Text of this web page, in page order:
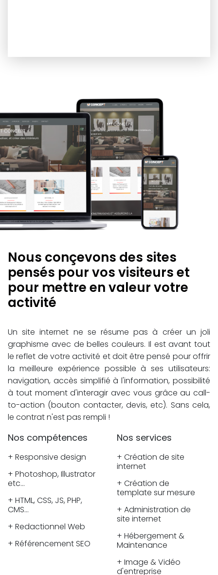
Nous conçevons des sites
pensés pour vos visiteurs et
pour mettre en valeur votre
activité
Un site internet ne se résume pas à créer un joli
graphisme avec de belles couleurs. Il est avant tout
le reflet de votre activité et doit être pensé pour offrir
la meilleure expérience possible à ses utilisateurs:
navigation, accès simplifié à l'information, possibilité
à tout moment d'interagir avec vous grâce au call-
to-action (bouton contacter, devis, etc). Sans cela,
le contrat n'est pas rempli !
Nos compétences
+ Responsive design
+ Photoshop, Illustrator
etc...
+ HTML, CSS, JS, PHP,
CMS...
+ Redactionnel Web
+ Référencement SEO
Nos services
+ Création de site
internet
+ Création de
template sur mesure
+ Administration de
site internet
+ Hébergement &
Maintenance
+ Image & Vidéo
d'entreprise